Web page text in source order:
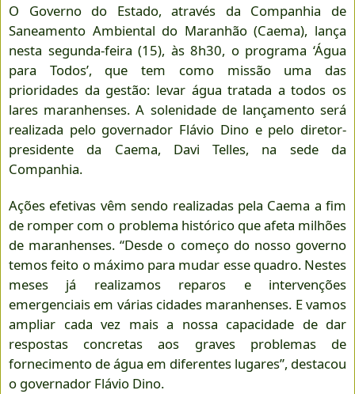
O Governo do Estado, através da Companhia de
Saneamento Ambiental do Maranhão (Caema), lança
nesta segunda-feira (15), às 8h30, o programa ‘Água
para Todos’, que tem como missão uma das
prioridades da gestão: levar água tratada a todos os
lares maranhenses. A solenidade de lançamento será
realizada pelo governador Flávio Dino e pelo diretor-
presidente da Caema, Davi Telles, na sede da
Companhia.
Ações efetivas vêm sendo realizadas pela Caema a fim
de romper com o problema histórico que afeta milhões
de maranhenses. “Desde o começo do nosso governo
temos feito o máximo para mudar esse quadro. Nestes
meses já realizamos reparos e intervenções
emergenciais em várias cidades maranhenses. E vamos
ampliar cada vez mais a nossa capacidade de dar
respostas concretas aos graves problemas de
fornecimento de água em diferentes lugares”, destacou
o governador Flávio Dino.